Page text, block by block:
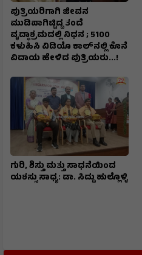
ಪುತ್ರಿಯರಿಗಾಗಿ ಜೀವನ
ಮುಡಿಪಾಗಿಟ್ಟಿದ್ದ ತಂದೆ
ವೃದ್ಧಾಶ್ರಮದಲ್ಲಿ ನಿಧನ ; ₹5100
ಕಳುಹಿಸಿ ವಿಡಿಯೊ ಕಾಲ್‌ನಲ್ಲಿ ಕೊನೆ
ವಿದಾಯ ಹೇಳಿದ ಪುತ್ರಿಯರು...!
ಗುರಿ, ಶಿಸ್ತು ಮತ್ತು ಸಾಧನೆಯಿಂದ
ಯಶಸ್ಸು ಸಾಧ್ಯ: ಡಾ. ಸಿದ್ದು ಹುಲ್ಲೊಳ್ಳಿ